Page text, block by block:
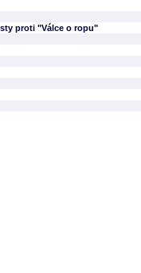
proti "Válce o ropu"